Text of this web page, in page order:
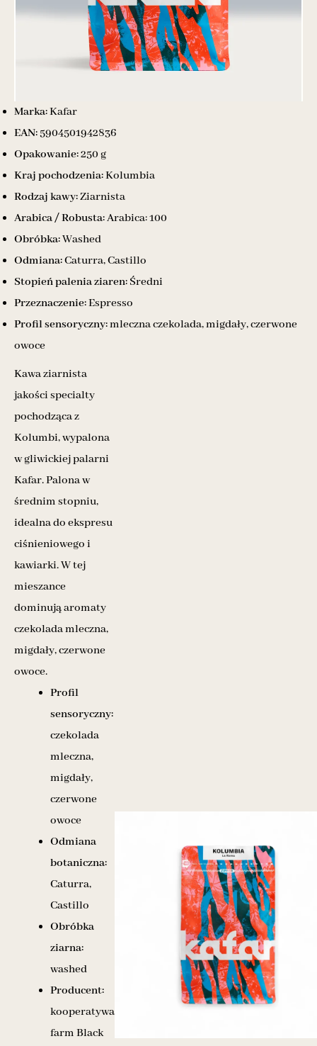
Marka:Kafar
EAN:5904501942836
Opakowanie:250 g
Kraj pochodzenia:Kolumbia
Rodzaj kawy:Ziarnista
Arabica / Robusta:Arabica: 100
Obróbka:Washed
Odmiana:Caturra, Castillo
Stopień palenia ziaren: Średni
Przeznaczenie:Espresso
Profil sensoryczny:mleczna czekolada, migdały, czerwone
owoce
Kawa ziarnista
jakości specialty
pochodząca z
Kolumbi, wypalona
w gliwickiej palarni
Kafar. Palona w
średnim stopniu,
idealna do ekspresu
ciśnieniowego i
kawiarki. W tej
mieszance
dominują aromaty
czekolada mleczna,
migdały, czerwone
owoce.
Profil
sensoryczny:
czekolada
mleczna,
migdały,
czerwone
owoce
Odmiana
botaniczna:
Caturra,
Castillo
Obróbka
ziarna:
washed
Producent:
kooperatywa
farm Black